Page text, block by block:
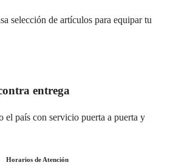
selección de artículos para equipar tu
entrega
el país con servicio puerta a puerta y
Horarios de Atención